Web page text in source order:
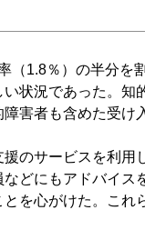
（1.8％）の半分を
状況であった。知
害者も含めた受け
のサービスを利用
どにもアドバイス
を心がけた。これ